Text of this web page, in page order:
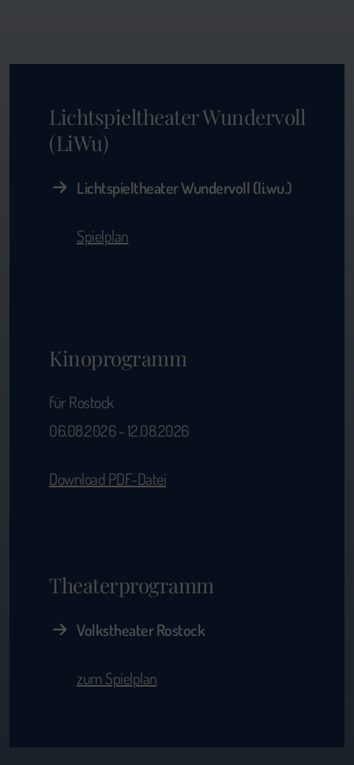
Lichtspieltheater Wundervoll
(LiWu)
Lichtspieltheater Wundervoll (li.wu.)
Spielplan
Kinoprogramm
für Rostock
06.08.2026 - 12.08.2026
Download PDF-Datei
Theaterprogramm
Volkstheater Rostock
zum Spielplan